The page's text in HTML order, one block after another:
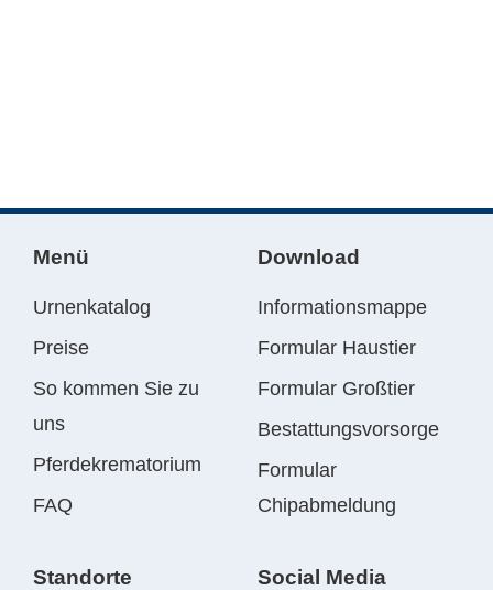
Menü
Urnenkatalog
Preise
So kommen Sie zu
uns
Pferdekrematorium
FAQ
Download
Informationsmappe
Formular Haustier
Formular Großtier
Bestattungsvorsorge
Formular
Chipabmeldung
Standorte Social Media